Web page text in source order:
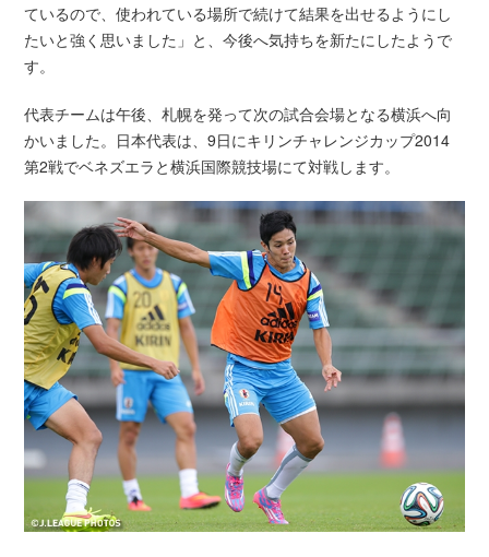
ているので、使われている場所で続けて結果を出せるようにし
たいと強く思いました」と、今後へ気持ちを新たにしたようで
す。
代表チームは午後、札幌を発って次の試合会場となる横浜へ向
かいました。日本代表は、9日にキリンチャレンジカップ2014
第2戦でベネズエラと横浜国際競技場にて対戦します。